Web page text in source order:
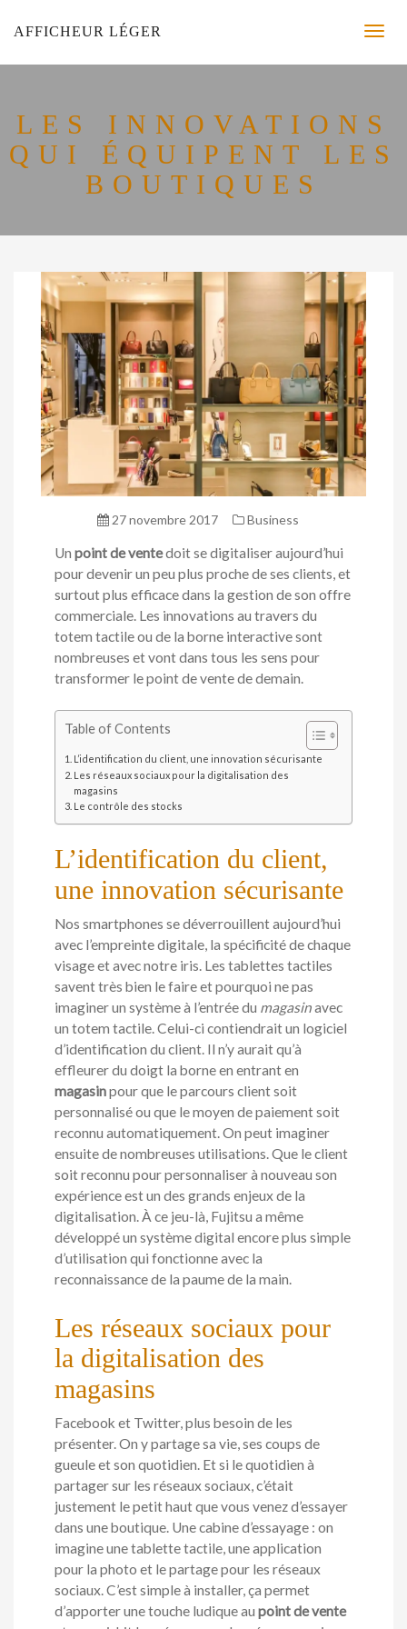
AFFICHEUR LÉGER
LES INNOVATIONS
QUI ÉQUIPENT LES
BOUTIQUES
27 novembre 2017 Business
Un point de ventedoit se digitaliser aujourd’hui
pour devenir un peu plus proche de ses clients, et
surtout plus efficace dans la gestion de son offre
commerciale. Les innovations au travers du
totem tactile ou de la borne interactive sont
nombreuses et vont dans tous les sens pour
transformer le point de vente de demain.
Table of Contents
L’identification du client, une innovation sécurisante
Les réseaux sociaux pour la digitalisation des
magasins
Le contrôle des stocks
L’identification du client,
une innovation sécurisante
Nos smartphones se déverrouillent aujourd’hui
avec l’empreinte digitale, la spécificité de chaque
visage et avec notre iris. Les tablettes tactiles
savent très bien le faire et pourquoi ne pas
imaginer un système à l’entrée du magasinavec
un totem tactile. Celui-ci contiendrait un logiciel
d’identification du client. Il n’y aurait qu’à
effleurer du doigt la borne en entrant en
magasinpour que le parcours client soit
personnalisé ou que le moyen de paiement soit
reconnu automatiquement. On peut imaginer
ensuite de nombreuses utilisations. Que le client
soit reconnu pour personnaliser à nouveau son
expérience est un des grands enjeux de la
digitalisation. À ce jeu-là, Fujitsu a même
développé un système digital encore plus simple
d’utilisation qui fonctionne avec la
reconnaissance de la paume de la main.
Les réseaux sociaux pour
la digitalisation des
magasins
Facebook et Twitter, plus besoin de les
présenter. On y partage sa vie, ses coups de
gueule et son quotidien. Et si le quotidien à
partager sur les réseaux sociaux, c’était
justement le petit haut que vous venez d’essayer
dans une boutique. Une cabine d’essayage : on
imagine une tablette tactile, une application
pour la photo et le partage pour les réseaux
sociaux. C’est simple à installer, ça permet
d’apporter une touche ludique au point de vente